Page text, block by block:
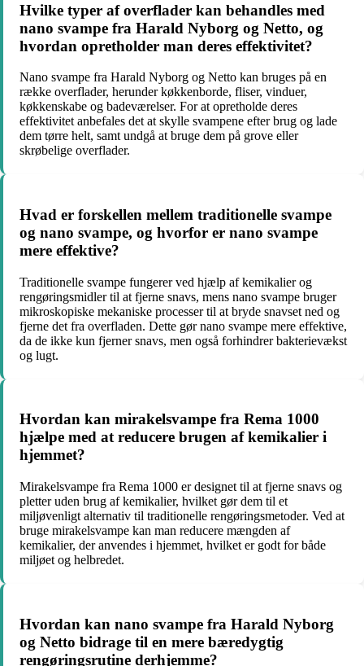
Hvilke typer af overflader kan behandles med
nano svampe fra Harald Nyborg og Netto, og
hvordan opretholder man deres effektivitet?
Nano svampe fra Harald Nyborg og Netto kan bruges på en
række overflader, herunder køkkenborde, fliser, vinduer,
køkkenskabe og badeværelser. For at opretholde deres
effektivitet anbefales det at skylle svampene efter brug og lade
dem tørre helt, samt undgå at bruge dem på grove eller
skrøbelige overflader.
Hvad er forskellen mellem traditionelle svampe
og nano svampe, og hvorfor er nano svampe
mere effektive?
Traditionelle svampe fungerer ved hjælp af kemikalier og
rengøringsmidler til at fjerne snavs, mens nano svampe bruger
mikroskopiske mekaniske processer til at bryde snavset ned og
fjerne det fra overfladen. Dette gør nano svampe mere effektive,
da de ikke kun fjerner snavs, men også forhindrer bakterievækst
og lugt.
Hvordan kan mirakelsvampe fra Rema 1000
hjælpe med at reducere brugen af kemikalier i
hjemmet?
Mirakelsvampe fra Rema 1000 er designet til at fjerne snavs og
pletter uden brug af kemikalier, hvilket gør dem til et
miljøvenligt alternativ til traditionelle rengøringsmetoder. Ved at
bruge mirakelsvampe kan man reducere mængden af
kemikalier, der anvendes i hjemmet, hvilket er godt for både
miljøet og helbredet.
Hvordan kan nano svampe fra Harald Nyborg
og Netto bidrage til en mere bæredygtig
rengøringsrutine derhjemme?